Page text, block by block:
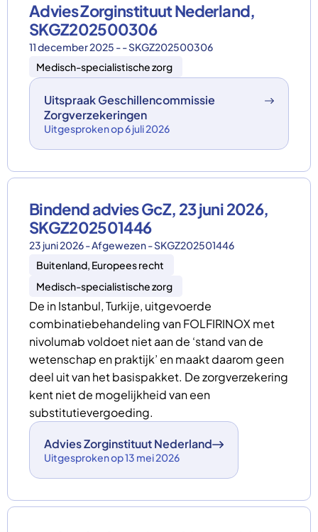
Advies Zorginstituut Nederland,
SKGZ202500306
11 december 2025 - - SKGZ202500306
Medisch-specialistische zorg
Uitspraak Geschillencommissie
Zorgverzekeringen
Uitgesproken op 6 juli 2026
Bindend advies GcZ, 23 juni 2026,
SKGZ202501446
23 juni 2026 - Afgewezen - SKGZ202501446
Buitenland, Europees recht
Medisch-specialistische zorg
De in Istanbul, Turkije, uitgevoerde
combinatiebehandeling van FOLFIRINOX met
nivolumab voldoet niet aan de ‘stand van de
wetenschap en praktijk’ en maakt daarom geen
deel uit van het basispakket. De zorgverzekering
kent niet de mogelijkheid van een
substitutievergoeding.
Advies Zorginstituut Nederland
Uitgesproken op 13 mei 2026